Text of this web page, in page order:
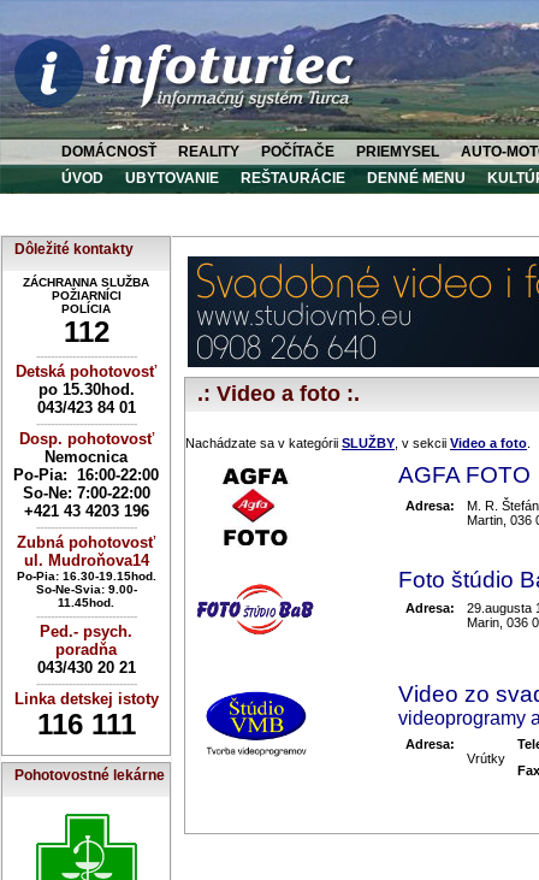
DOMÁCNOSŤ REALITY POČÍTAČE PRIEMYSEL
AUTO-
ÚVOD
UBYTOVANIE REŠTAURÁCIE DENNÉ MENU
Dôležité kontakty
ZÁCHRANNA SLUŽBA
POŽIARNÍCI
POLÍCIA
112
----------------------------
Detská pohotovosť
po 15.30hod.
043/423 84 01
----------------------------
Dosp. pohotovosť
Nemocnica
Po-Pia: 16:00-22:00
So-Ne: 7:00-22:00
+421 43 4203 196
----------------------------
Zubná pohotovosť
ul. Mudroňova14
Po-Pia: 16.30-19.15hod.
So-Ne-Svia: 9.00-
11.45hod.
----------------------------
Ped.- psych.
poradňa
043/430 20 21
----------------------------
Linka detskej istoty
116 111
Pohotovostné lekárne
.: Video a foto :.
Nachádzate sa v kategórii SLUŽBY , v sekcii Video a foto
AGFA FOTO
Adresa:
M. R.
Martin, 036
Foto štúdio
Adresa:
29.augusta
Marin, 036
Video zo
videoprogramy
Adresa:
Vrútky